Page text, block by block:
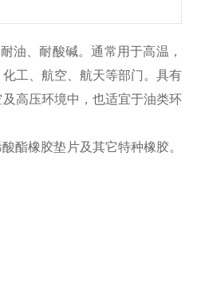
油、耐酸碱。通常用于高温，
工、航空、航天等部门。具有
高压环境中，也适宜于油类环
橡胶垫片及其它特种橡胶。